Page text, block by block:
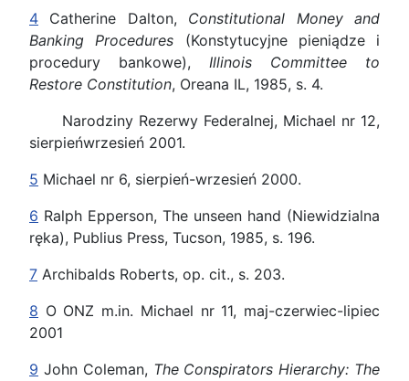
4 Catherine Dalton, Constitutional Money and
Banking Procedures (Konstytucyjne pieniądze i
procedury bankowe), Illinois Committee to
Restore Constitution, Oreana IL, 1985, s. 4.
Narodziny Rezerwy Federalnej, Michael nr 12,
sierpieńwrzesień 2001.
5 Michael nr 6, sierpień-wrzesień 2000.
6 Ralph Epperson, The unseen hand (Niewidzialna
ręka), Publius Press, Tucson, 1985, s. 196.
7 Archibalds Roberts, op. cit., s. 203.
8 O ONZ m.in. Michael nr 11, maj-czerwiec-lipiec
2001
9 John Coleman, The Conspirators Hierarchy: The